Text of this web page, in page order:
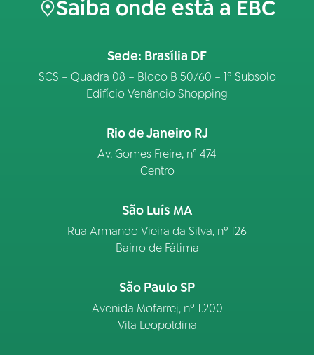
Saiba onde está a EBC
Sede: Brasília DF
SCS – Quadra 08 – Bloco B 50/60 – 1º Subsolo
Edifício Venâncio Shopping
Rio de Janeiro RJ
Av. Gomes Freire, n° 474
Centro
São Luís MA
Rua Armando Vieira da Silva, nº 126
Bairro de Fátima
São Paulo SP
Avenida Mofarrej, nº 1.200
Vila Leopoldina